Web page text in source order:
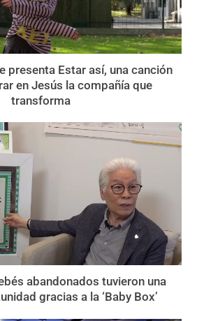
presenta Estar así, una canción
en Jesús la compañía que
transforma
abandonados tuvieron una
gracias a la ‘Baby Box’